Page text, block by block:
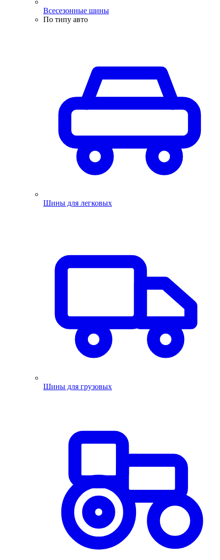
Всесезонные шины
По типу авто
Шины для легковых
Шины для грузовых